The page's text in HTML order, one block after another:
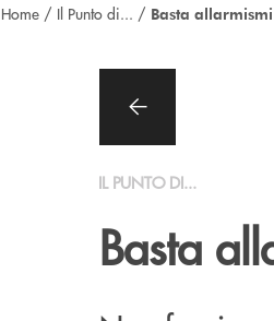
Home / Il Punto di... / Basta allarmismi
IL PUNTO DI...
Basta